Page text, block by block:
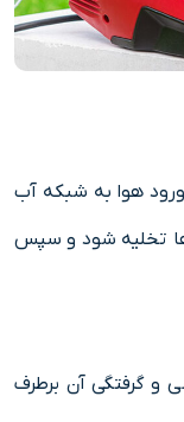
هوا به شبکه آب
تخلیه شود و سپس
و گرفتگی آن برطرف